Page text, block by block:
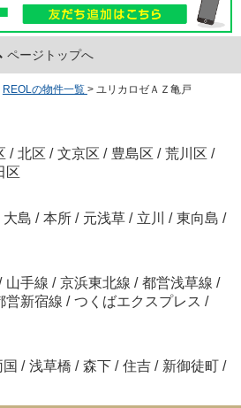
ページトップへ
REOLの物件一覧 > ユリカロゼＡＺ亀戸
/ 北区 / 文京区 / 豊島区 / 荒川区 /
区
大島 / 本所 / 元浅草 / 立川 / 東向島 /
山手線 / 京浜東北線 / 都営浅草線 /
営新宿線 / つくばエクスプレス /
国 / 浅草橋 / 森下 / 住吉 / 新御徒町 /